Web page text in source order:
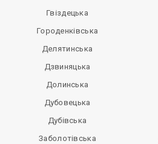
Гвіздецька
Городенківська
Делятинська
Дзвиняцька
Долинська
Дубовецька
Дубівська
Заболотівська